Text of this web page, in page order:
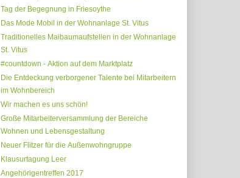
Tag der Begegnung in Friesoythe
Das Mode Mobil in der Wohnanlage St. Vitus
Traditionelles Maibaumaufstellen in der Wohnanlage
St. Vitus
#countdown - Aktion auf dem Marktplatz
Die Entdeckung verborgener Talente bei Mitarbeitern
im Wohnbereich
Wir machen es uns schön!
Große Mitarbeiterversammlung der Bereiche
Wohnen und Lebensgestaltung
Neuer Flitzer für die Außenwohngruppe
Klausurtagung Leer
Angehörigentreffen 2017